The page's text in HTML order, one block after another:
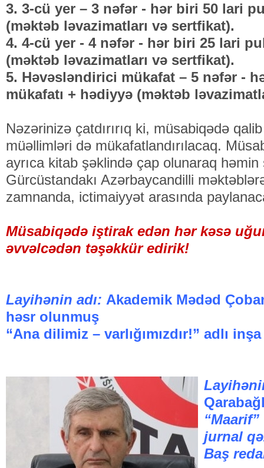
3. 3-cü yer – 3 nəfər - hər biri 50 lari
(məktəb ləvazimatları və sertfikat).
4. 4-cü yer - 4 nəfər - hər biri 25 lari
(məktəb ləvazimatları və sertfikat).
5. Həvəsləndirici mükafat – 5 nəfər -
mükafatı + hədiyyə (məktəb
Nəzərinizə çatdırırıq ki, müsabiqədə
müəllimləri də mükafatlandırılacaq.
ayrıca kitab şəklində çap olunaraq
Gürcüstandakı Azərbaycandilli
zamnanda, ictimaiyyət arasında
Müsabiqədə iştirak edən hər kəsə
əvvəlcədən təşəkkür edirik!
Layihənin adı: Akademik Mədəd
həsr olunmuş
“Ana dilimiz – varlığımızdır!” adlı
jurnal
Baş